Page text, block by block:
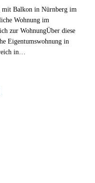
mit Balkon in Nürnberg im
Wohnung im
zur WohnungÜber diese
Eigentumswohnung in
in…